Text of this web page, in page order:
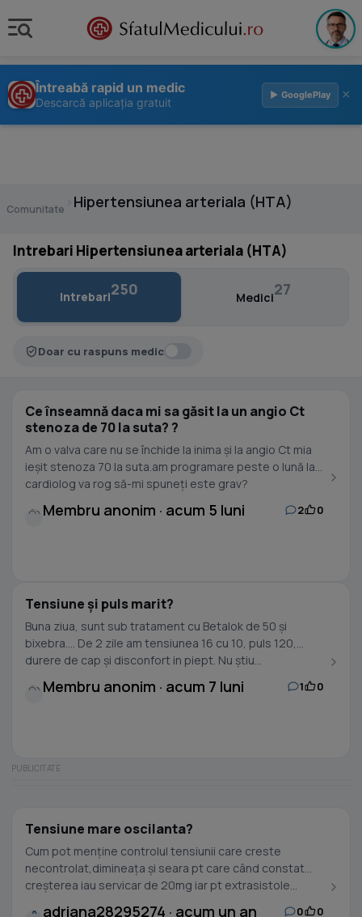
Întreabă rapid un medic
Descarcă aplicația gratuit
▶ GooglePlay ×
Comunitate Hipertensiunea arteriala (HTA)
Intrebari Hipertensiunea arteriala (HTA)
Intrebari250 Medici27
Doar cu raspuns medic
Ce înseamnă daca mi sa găsit la un angio Ct
stenoza de 70 la suta? ?
Am o valva care nu se închide la inima și la angio Ct mia
ieșit stenoza 70 la suta.am programare peste o lună la
cardiolog va rog să-mi spuneți este grav?
Membru anonim · acum 5 luni 2 0
Tensiune și puls marit?
Buna ziua, sunt sub tratament cu Betalok de 50 și
bixebra.... De 2 zile am tensiunea 16 cu 10, puls 120,
durere de cap și disconfort in piept. Nu știu...
Membru anonim · acum 7 luni 1 0
Tensiune mare oscilanta?
Cum pot menține controlul tensiunii care creste
necontrolat,dimineața și seara pt care când constat
creșterea iau servicar de 20mg iar pt extrasistole...
A adriana28295274 · acum un an 0 0